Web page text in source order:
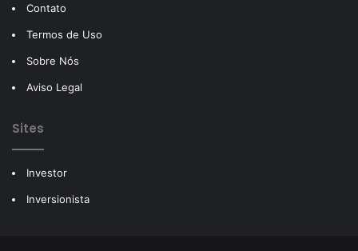
Contato
Termos de Uso
Sobre Nós
Aviso Legal
Sites
Investor
Inversionista